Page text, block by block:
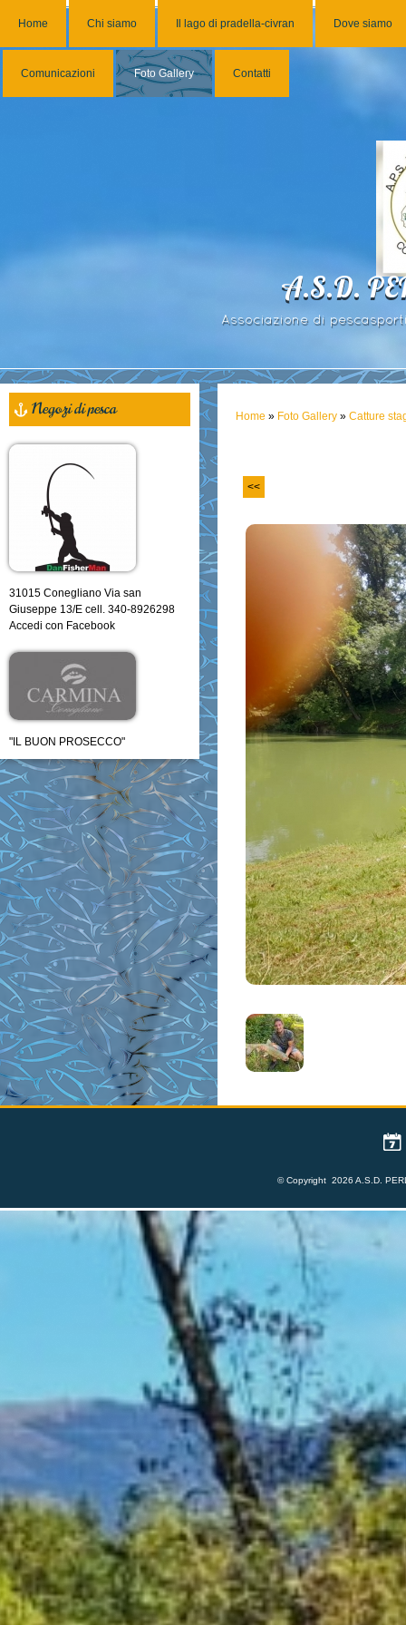
A.S.D.
Associazione di
Home Chi siamo Il lago di pradella-civran Dove siamo
Comunicazioni Foto Gallery Contatti
Home » Foto Gallery » Catture
<<
Negozi di pesca
31015 Conegliano Via san
Giuseppe 13/E cell. 340-8926298
Accedi con Facebook
"IL BUON PROSECCO"
© Copyright 2026 A.S.D.